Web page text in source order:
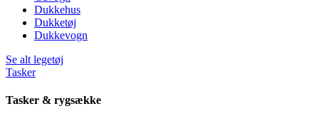
Dukkehus
Dukketøj
Dukkevogn
Se alt legetøj
Tasker
Tasker & rygsække